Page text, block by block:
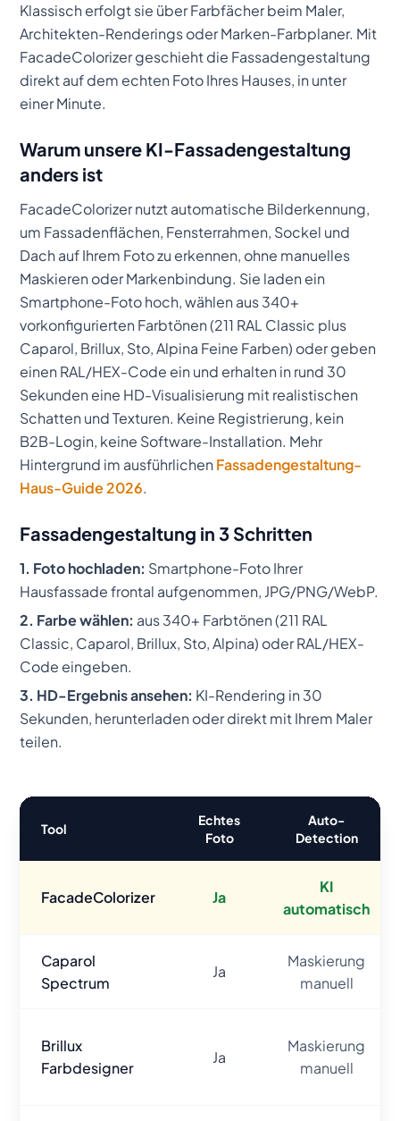
Klassisch erfolgt sie über Farbfächer beim Maler,
Architekten-Renderings oder Marken-Farbplaner. Mit
FacadeColorizer geschieht die Fassadengestaltung
direkt auf dem echten Foto Ihres Hauses, in unter
einer Minute.
Warum unsere KI-Fassadengestaltung
anders ist
FacadeColorizer nutzt automatische Bilderkennung,
um Fassadenflächen, Fensterrahmen, Sockel und
Dach auf Ihrem Foto zu erkennen, ohne manuelles
Maskieren oder Markenbindung. Sie laden ein
Smartphone-Foto hoch, wählen aus 340+
vorkonfigurierten Farbtönen (211 RAL Classic plus
Caparol, Brillux, Sto, Alpina Feine Farben) oder geben
einen RAL/HEX-Code ein und erhalten in rund 30
Sekunden eine HD-Visualisierung mit realistischen
Schatten und Texturen. Keine Registrierung, kein
B2B-Login, keine Software-Installation. Mehr
Hintergrund im ausführlichen Fassadengestaltung-
Haus-Guide 2026.
Fassadengestaltung in 3 Schritten
1. Foto hochladen: Smartphone-Foto Ihrer
Hausfassade frontal aufgenommen, JPG/PNG/WebP.
2. Farbe wählen: aus 340+ Farbtönen (211 RAL
Classic, Caparol, Brillux, Sto, Alpina) oder RAL/HEX-
Code eingeben.
3. HD-Ergebnis ansehen: KI-Rendering in 30
Sekunden, herunterladen oder direkt mit Ihrem Maler
teilen.
Tool
Echtes
Foto
Auto-
Detection
FacadeColorizer Ja
KI
automatisch
Caparol
Spectrum
Ja
Maskierung
manuell
Brillux
Farbdesigner
Ja
Maskierung
manuell